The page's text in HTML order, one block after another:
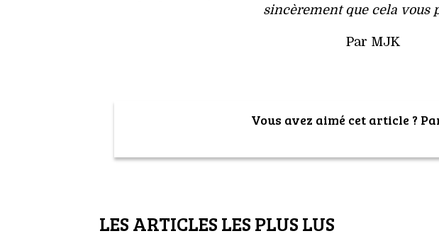
sincèrement que cela vous
Par MJK
Vous avez aimé cet article ?
LES ARTICLES LES PLUS LUS